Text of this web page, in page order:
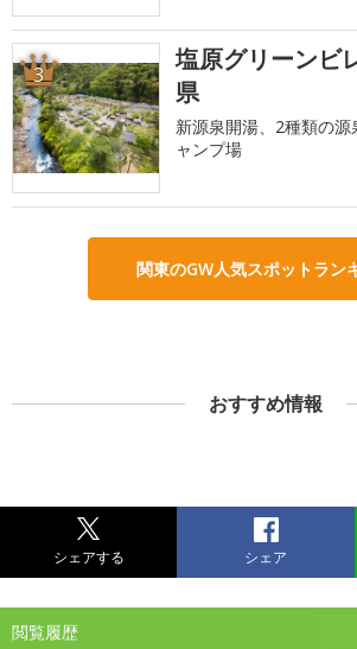
3
塩原グリーンビ
県
新源泉開湯、2種類の
ャンプ場
関東のGW人気スポットラン
おすすめ情報
シェアする シェア
閲覧履歴